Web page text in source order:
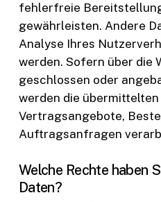
fehlerfreie
gewährleisten. Andere
Analyse Ihres
werden. Sofern über die
geschlossen oder
werden die
Vertragsangebote,
Auftragsanfragen
Welche Rechte haben
Daten?